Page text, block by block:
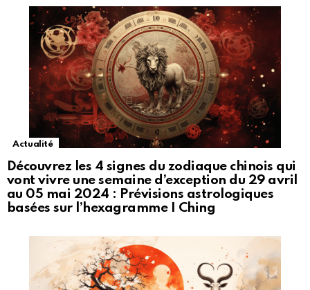
Actualité
Découvrez les 4 signes du zodiaque chinois qui
vont vivre une semaine d’exception du 29 avril
au 05 mai 2024 : Prévisions astrologiques
basées sur l’hexagramme I Ching